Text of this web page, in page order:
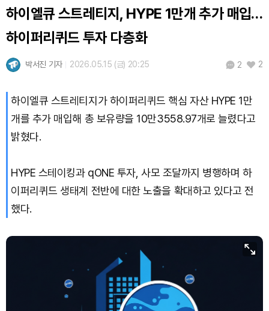
BNB (BNB) ₩ 858,787 (+1.75%)
USDC (USDC)
Solana (SOL) ₩107,876(+1.36%)
TRON (TRX)
Dogecoin (DOGE) ₩99.05(-0.17%)
하이엘큐 스트레티지, HYPE 1만개 추가 매입…
하이퍼리퀴드 투자 다층화
박서진 기자 2026.05.15 (금) 20:25 2 2
하이엘큐 스트레티지가 하이퍼리퀴드 핵심 자산 HYPE 1만
개를 추가 매입해 총 보유량을 10만3558.97개로 늘렸다고
밝혔다.
HYPE 스테이킹과 qONE 투자, 사모 조달까지 병행하며 하
이퍼리퀴드 생태계 전반에 대한 노출을 확대하고 있다고 전
했다.